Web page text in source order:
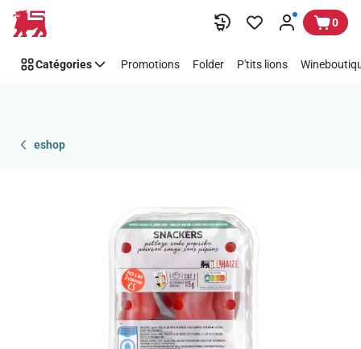
Passer 0
Catégories Promotions Folder P'tits lions
eshop